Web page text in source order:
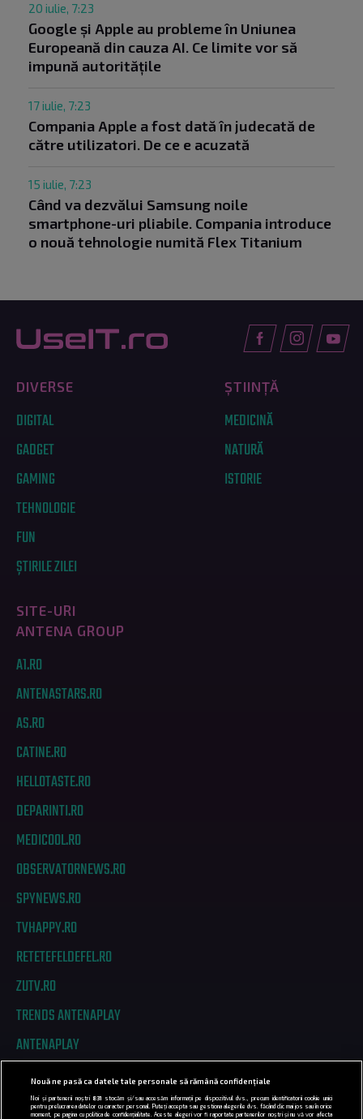
20 iulie, 7:23
Google și Apple au probleme în Uniunea
Europeană din cauza AI. Ce limite vor să
impună autoritățile
17 iulie, 7:23
Compania Apple a fost dată în judecată de
către utilizatori. De ce e acuzată
15 iulie, 7:23
Când va dezvălui Samsung noile
smartphone-uri pliabile. Compania introduce
o nouă tehnologie numită Flex Titanium
DIVERSE
DIGITAL
GADGET
GAMING
TEHNOLOGIE
FUN
ȘTIRILE ZILEI
ȘTIINȚĂ
MEDICINĂ
NATURĂ
ISTORIE
SITE-URI
ANTENA GROUP
A1.RO
ANTENASTARS.RO
AS.RO
CATINE.RO
HELLOTASTE.RO
DEPARINTI.RO
MEDICOOL.RO
OBSERVATORNEWS.RO
SPYNEWS.RO
TVHAPPY.RO
RETETEFELDEFEL.RO
ZUTV.RO
TRENDS ANTENAPLAY
ANTENAPLAY
PRIVACY
Nouă ne pasă ca datele tale personale să rămână confidențiale
Noi și partenerii noștri 831
stocăm și/sau accesăm informații pe dispozitivul dvs., precum identificatorii cookie unici
pentru prelucrarea datelor cu caracter personal. Puteți accepta sau gestiona alegerile dvs. făcând clic mai jos sau în orice
moment, pe pagina cu politica de confidențialitate. Aceste alegeri vor fi raportate partenerilor noștri și nu vă vor afecta